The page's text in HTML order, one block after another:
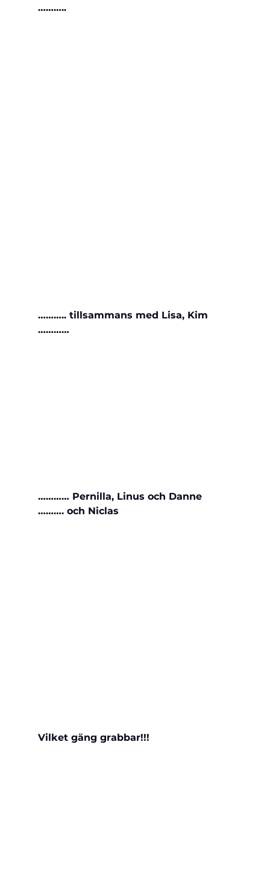
………..
……….. tillsammans med Lisa, Kim
…………
………… Pernilla, Linus och Danne
………. och Niclas
Vilket gäng grabbar!!!